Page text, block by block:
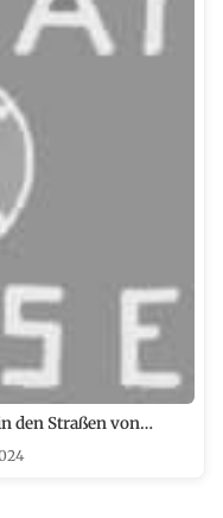
den Straßen von…